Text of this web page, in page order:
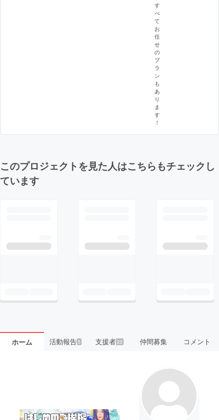
す
べ
て
お
任
せ
の
プ
ラ
ン
も
あ
り
ま
す
！
このプロジェクトを見た人はこちらもチェックし
ています
ホーム 活動報告5 支援者 22 仲間募集 コメント